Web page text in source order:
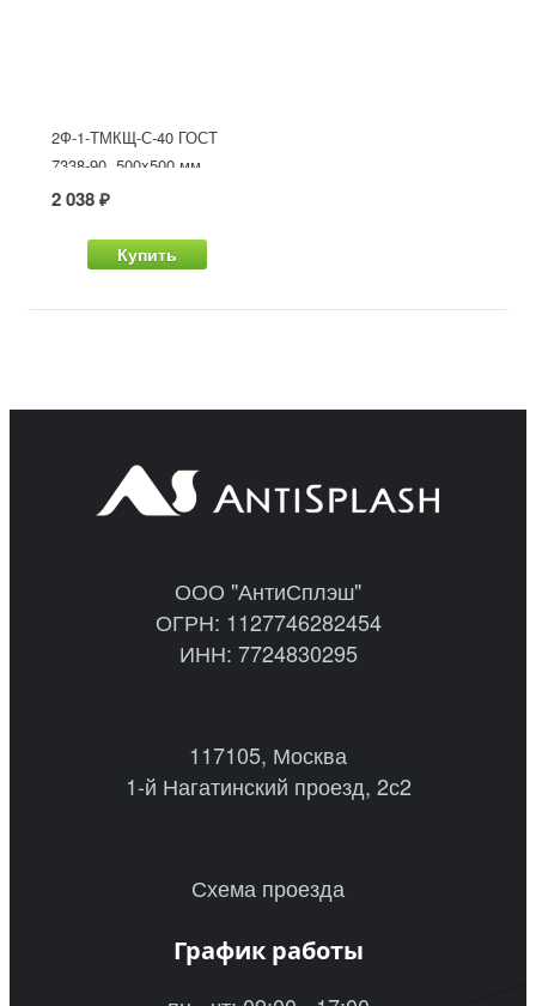
2Ф-1-ТМКЩ-С-40 ГОСТ
7338-90, 500x500 мм
2 038 ₽
Купить
ООО "АнтиСплэш"
ОГРН: 1127746282454
ИНН: 7724830295
117105, Москва
1-й Нагатинский проезд, 2с2
Схема проезда
График работы